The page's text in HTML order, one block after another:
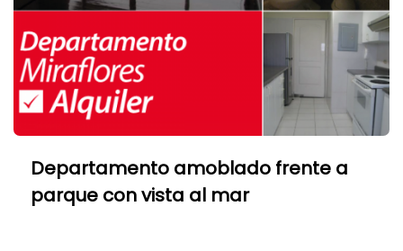
Departamento amoblado frente a
parque con vista al mar